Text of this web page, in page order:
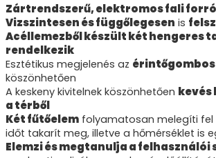
Zártrendszerű, elektromos fali
Vizszintesen és függőlegesen is
Acéllemezből készült két hengeres
rendelkezik
Esztétikus megjelenés az
köszönhetően
A keskeny kivitelnek köszönhetően kevés
a térből
Két fűtőelem folyamatosan melegíti fel
időt takarít meg, illetve a hőmérséklet is
Elemzi és megtanulja a felhasználói